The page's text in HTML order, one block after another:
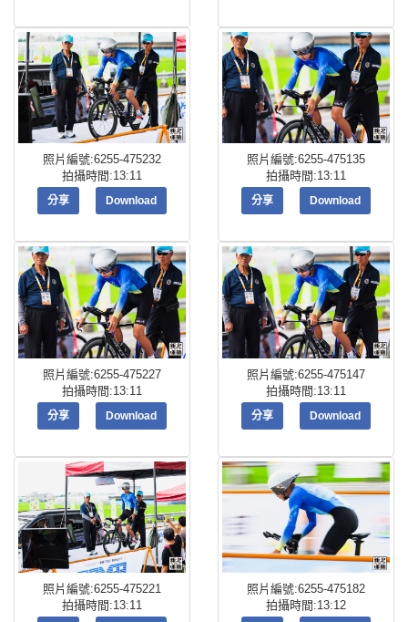
照片編號:6255-475232
拍攝時間:13:11
分享 Download
照片編號:6255-475135
拍攝時間:13:11
分享 Download
照片編號:6255-475227
拍攝時間:13:11
分享 Download
照片編號:6255-475147
拍攝時間:13:11
分享 Download
照片編號:6255-475221
拍攝時間:13:11
照片編號:6255-475182
拍攝時間:13:12